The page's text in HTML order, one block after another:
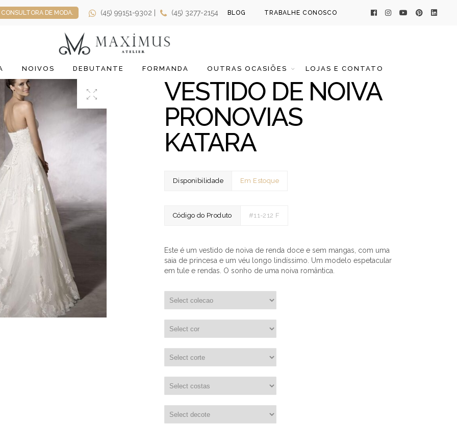
DE MODA. (45) 99151-9302 | (45) 3277-2154 BLOG TRABALHE CONOSCO
NOIVOS DEBUTANTE FORMANDA OUTRAS OCASIÕES LOJAS E CONTATO
VESTIDO DE NOIVA
PRONOVIAS
KATARA
Disponibilidade Em Estoque
Código do Produto #11-212 F
Este é um vestido de noiva de renda doce e sem mangas, com uma
saia de princesa e um véu longo lindíssimo. Um modelo espetacular
em tule e rendas. O sonho de uma noiva romântica.